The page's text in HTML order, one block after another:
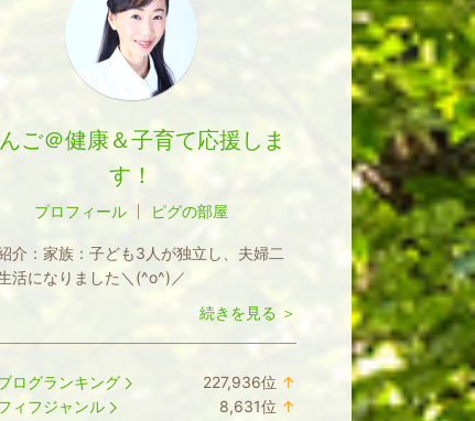
ご＠健康＆子育て応援しま
す！
プロフィール ピグの部屋
介： 家族：子ども3人が独立し、夫婦二
活になりました＼(^o^)／
続きを見る ＞
ログランキング 227,936位 ↑
ィフジャンル 8,631位 ↑